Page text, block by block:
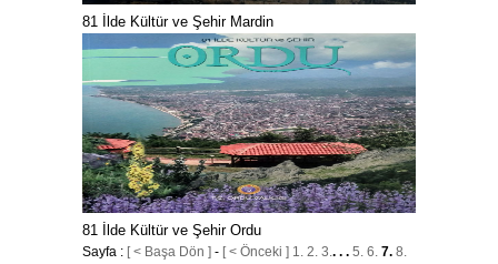
81 İlde Kültür ve Şehir Mardin
81 İlde Kültür ve Şehir Ordu
Sayfa : [ < Başa Dön ] - [ < Önceki ] 1. 2. 3.. . . 5. 6. 7. 8.